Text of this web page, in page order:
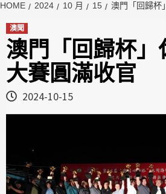
HOME 2024 10 月 15 澳門「回歸杯
澳聞
澳門「回歸杯」
大賽圓滿收官
2024-10-15